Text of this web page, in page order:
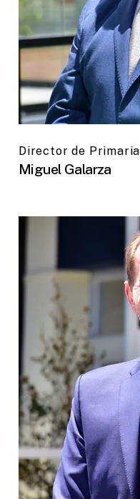
Director de Primaria
Miguel Galarza